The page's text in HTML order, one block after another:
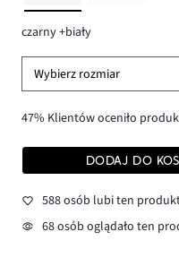
czarny +biały
Wybierz rozmiar
47% Klientów oceniło
DODAJ DO
588 osób lubi ten
68 osób oglądało ten